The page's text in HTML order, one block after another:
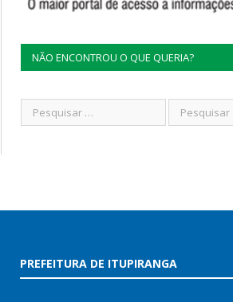
NÃO ENCONTROU O QUE QUERIA?
PREFEITURA DE ITUPIRANGA